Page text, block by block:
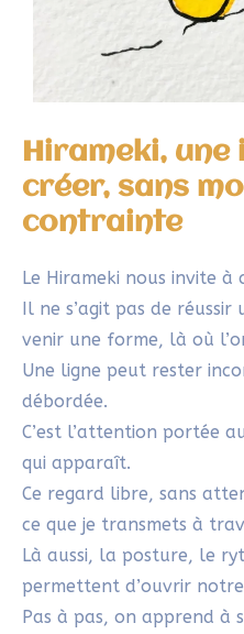
en pratique cette
intéressante grâce
SYLVIE
Merci beaucoup
Je suis ravie que tu
le hirameki : c’est
de se laisser
28/04/2025
Merci pour cet